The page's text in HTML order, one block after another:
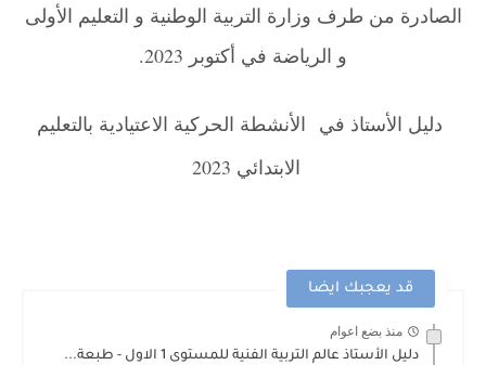
الصادرة من طرف وزارة التربية الوطنية و التعليم الأولى
و الرياضة في أكتوبر 2023.
دليل الأستاذ في الأنشطة الحركية الاعتيادية بالتعليم
الابتدائي 2023
قد يعجبك ايضا
منذ بضع اعوام
دليل الأستاذ عالم التربية الفنية للمستوى 1 الاول - طبعة...